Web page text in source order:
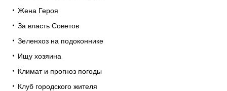
Жена Героя
За власть Советов
Зеленхоз на подоконнике
Ищу хозяина
Климат и прогноз погоды
Клуб городского жителя